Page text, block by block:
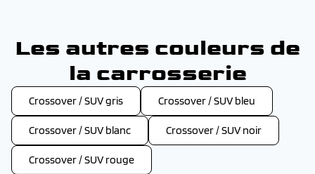
Les autres couleurs de
la carrosserie
Crossover / SUV gris Crossover / SUV bleu
Crossover / SUV blanc Crossover / SUV noir
Crossover / SUV rouge